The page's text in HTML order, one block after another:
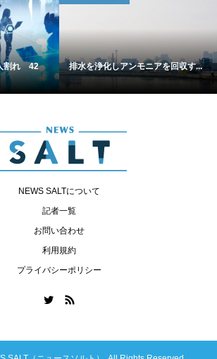
割れ 42
排水を浄化しアンモニアを回収す...
NEWS SALTについて
記者一覧
お問い合わせ
利用規約
プライバシーポリシー